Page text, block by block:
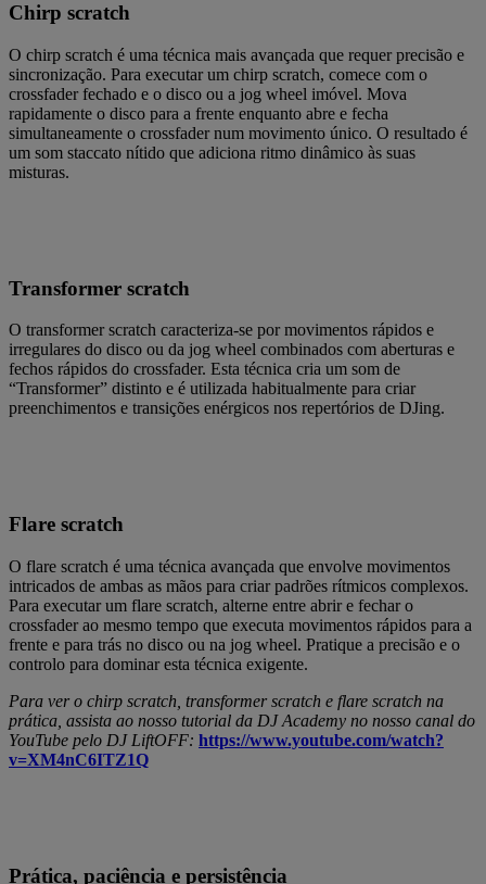
Chirp scratch
O chirp scratch é uma técnica mais avançada que requer precisão e
sincronização. Para executar um chirp scratch, comece com o
crossfader fechado e o disco ou a jog wheel imóvel. Mova
rapidamente o disco para a frente enquanto abre e fecha
simultaneamente o crossfader num movimento único. O resultado é
um som staccato nítido que adiciona ritmo dinâmico às suas
misturas.
Transformer scratch
O transformer scratch caracteriza-se por movimentos rápidos e
irregulares do disco ou da jog wheel combinados com aberturas e
fechos rápidos do crossfader. Esta técnica cria um som de
“Transformer” distinto e é utilizada habitualmente para criar
preenchimentos e transições enérgicos nos repertórios de DJing.
Flare scratch
O flare scratch é uma técnica avançada que envolve movimentos
intricados de ambas as mãos para criar padrões rítmicos complexos.
Para executar um flare scratch, alterne entre abrir e fechar o
crossfader ao mesmo tempo que executa movimentos rápidos para a
frente e para trás no disco ou na jog wheel. Pratique a precisão e o
controlo para dominar esta técnica exigente.
Para ver o chirp scratch, transformer scratch e flare scratch na
prática, assista ao nosso tutorial da DJ Academy no nosso canal do
YouTube pelo DJ LiftOFF: https://www.youtube.com/watch?
v=XM4nC6ITZ1Q
Prática, paciência e persistência